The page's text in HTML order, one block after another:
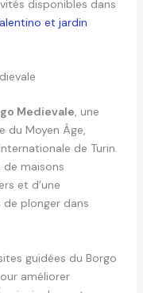
disponibles dans
et jardin
Medievale, une
du Moyen Âge,
de Turin.
maisons
et d’une
plonger dans
guidées du Borgo
améliorer